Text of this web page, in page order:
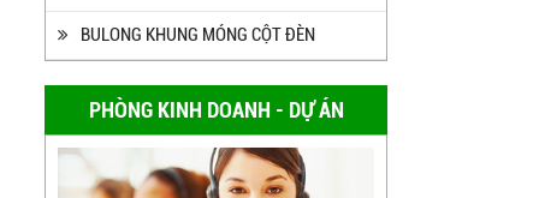
BULONG KHUNG MÓNG CỘT ĐÈN
PHÒNG KINH DOANH - DỰ ÁN